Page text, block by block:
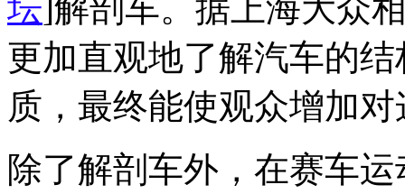
坛]解剖车。据上海大众
更加直观地了解汽车的
质，最终能使观众增加
除了解剖车外，在赛车